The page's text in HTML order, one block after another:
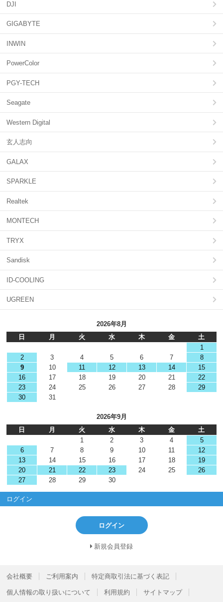
DJI
GIGABYTE
INWIN
PowerColor
PGY-TECH
Seagate
Western Digital
玄人志向
GALAX
SPARKLE
Realtek
MONTECH
TRYX
Sandisk
ID-COOLING
UGREEN
2026年8月
日
月 火 水 木 金
土
1
2
3 4 5 6 7
8
9
10 11 12 13 14
15
16
17 18 19 20 21
22
23
24 25 26 27 28
29
30
31
2026年9月
日
月 火 水 木 金
土
1
2 3 4
5
6
7 8 9 10 11
12
13
14 15 16 17 18
19
20
21 22 23 24 25
26
27
28 29 30
ログイン
ログイン
新規会員登録
会社概要 ご利用案内 特定商取引法に基づく表記
個人情報の取り扱いについて 利用規約 サイトマップ